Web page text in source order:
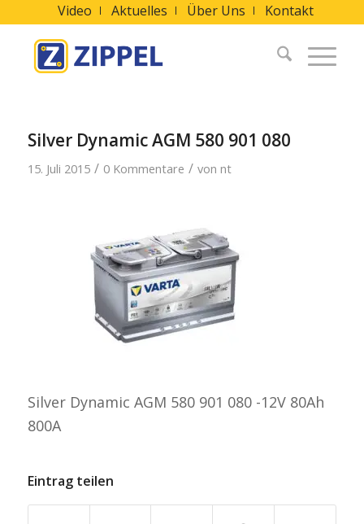
Video Aktuelles Über Uns Kontakt
Silver Dynamic AGM 580 901 080
15. Juli 2015 / 0 Kommentare / von nt
Silver Dynamic AGM 580 901 080 -12V 80Ah
800A
Eintrag teilen